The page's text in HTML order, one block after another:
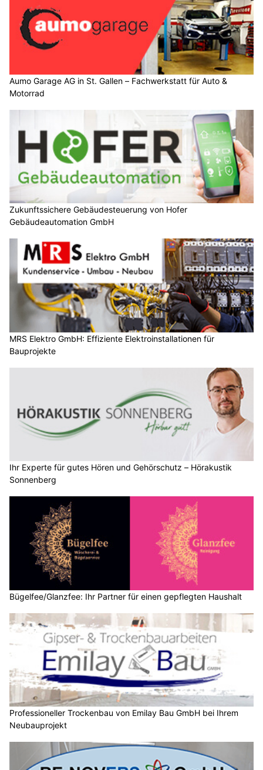
Aumo Garage AG in St. Gallen – Fachwerkstatt für Auto &
Motorrad
Zukunftssichere Gebäudesteuerung von Hofer
Gebäudeautomation GmbH
MRS Elektro GmbH: Effiziente Elektroinstallationen für
Bauprojekte
Ihr Experte für gutes Hören und Gehörschutz – Hörakustik
Sonnenberg
Bügelfee/Glanzfee: Ihr Partner für einen gepflegten Haushalt
Professioneller Trockenbau von Emilay Bau GmbH bei Ihrem
Neubauprojekt